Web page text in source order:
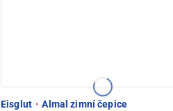
Eisglut · Almal zimní čepice